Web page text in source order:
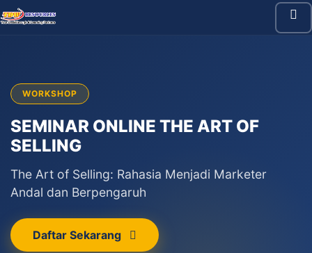
WORKSHOP
SEMINAR ONLINE THE ART OF
SELLING
The Art of Selling: Rahasia Menjadi Marketer
Andal dan Berpengaruh
Daftar Sekarang